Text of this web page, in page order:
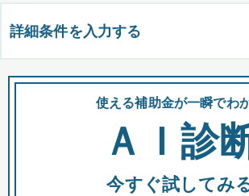
詳細条件を入力する
都道府県
全国の検索結果を含めて表示
使える補助金が一瞬でわ
ＡＩ診
今すぐ試してみ